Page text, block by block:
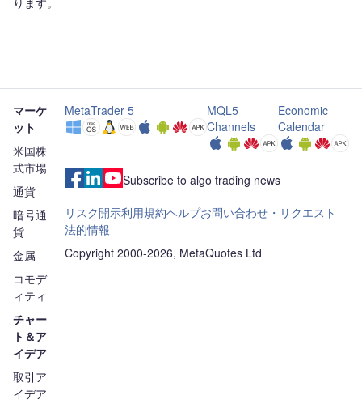
マーケ
ット
米国株
式市場
通貨
暗号通
貨
金属
コモデ
ィティ
チャー
ト＆ア
イデア
取引ア
イデア
MetaTrader 5
MQL5
Channels
Economic
Calendar
Subscribe to algo trading news
リスク開示利用規約ヘルプお問い合わせ・リクエスト
法的情報
Copyright 2000-2026, MetaQuotes Ltd